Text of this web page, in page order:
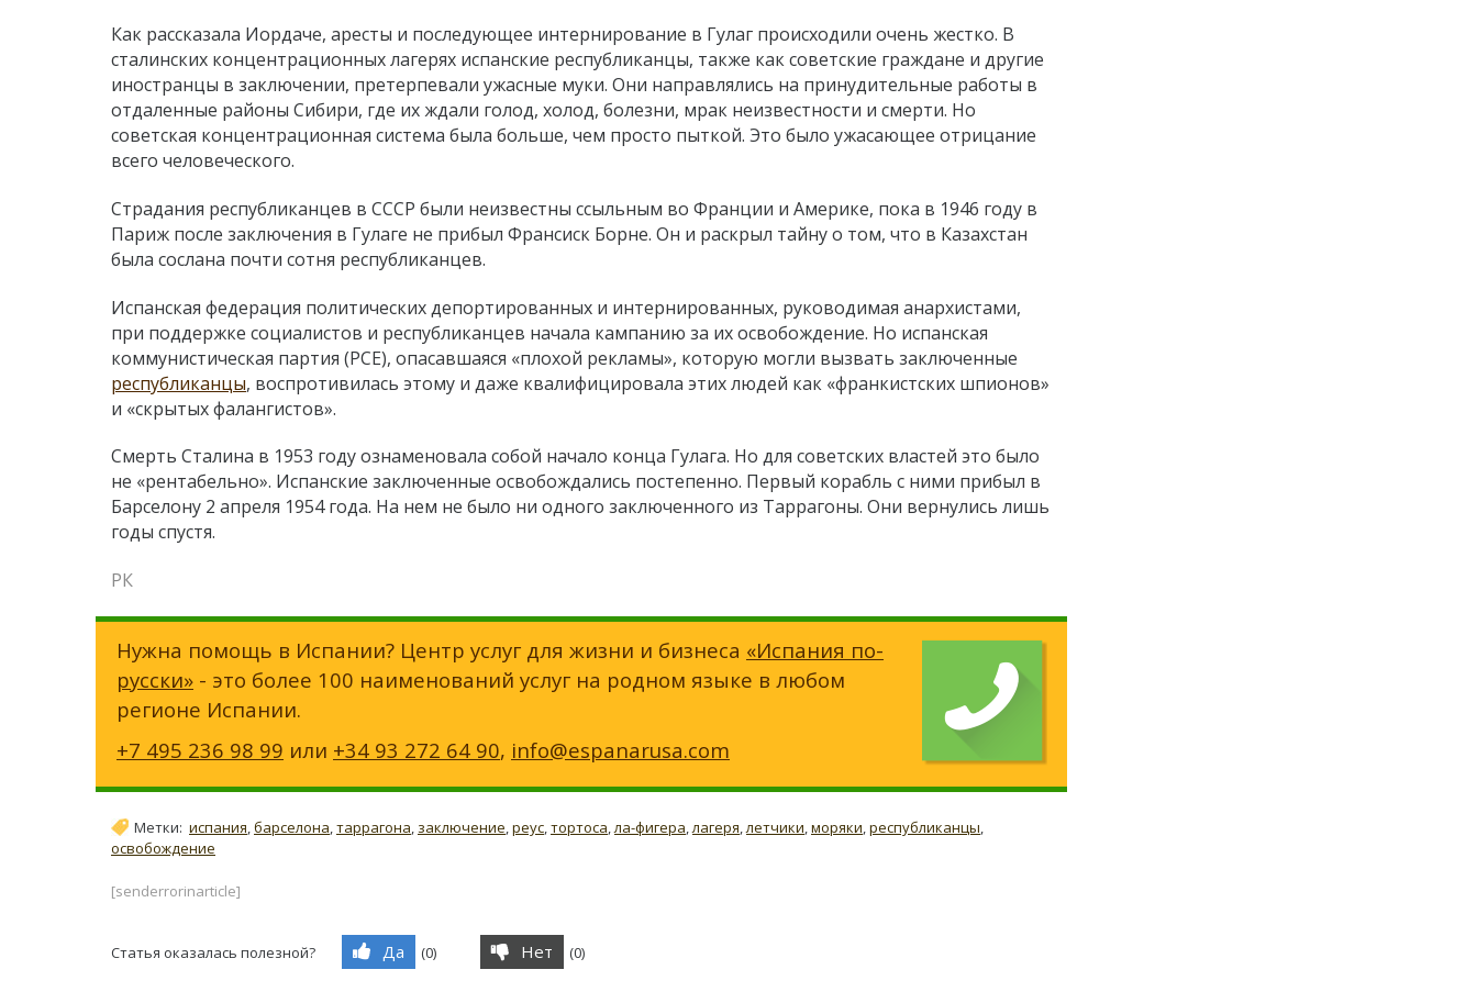
Как рассказала Иордаче, аресты и последующее интернирование в Гулаг происходили очень жестко. В
сталинских концентрационных лагерях испанские республиканцы, также как советские граждане и другие
иностранцы в заключении, претерпевали ужасные муки. Они направлялись на принудительные работы в
отдаленные районы Сибири, где их ждали голод, холод, болезни, мрак неизвестности и смерти. Но
советская концентрационная система была больше, чем просто пыткой. Это было ужасающее отрицание
всего человеческого.
Страдания республиканцев в СССР были неизвестны ссыльным во Франции и Америке, пока в 1946 году в
Париж после заключения в Гулаге не прибыл Франсиск Борне. Он и раскрыл тайну о том, что в Казахстан
была сослана почти сотня республиканцев.
Испанская федерация политических депортированных и интернированных, руководимая анархистами,
при поддержке социалистов и республиканцев начала кампанию за их освобождение. Но испанская
коммунистическая партия (PCE), опасавшаяся «плохой рекламы», которую могли вызвать заключенные
республиканцы, воспротивилась этому и даже квалифицировала этих людей как «франкистских шпионов»
и «скрытых фалангистов».
Смерть Сталина в 1953 году ознаменовала собой начало конца Гулага. Но для советских властей это было
не «рентабельно». Испанские заключенные освобождались постепенно. Первый корабль с ними прибыл в
Барселону 2 апреля 1954 года. На нем не было ни одного заключенного из Таррагоны. Они вернулись лишь
годы спустя.
РК
Нужна помощь в Испании? Центр услуг для жизни и бизнеса «Испания по-
русски» - это более 100 наименований услуг на родном языке в любом
регионе Испании.
+7 495 236 98 99 или +34 93 272 64 90, info@espanarusa.com
Метки: испания,барселона,таррагона, заключение,реус,тортоса,ла-фигера,лагеря,летчики,моряки,республиканцы,
освобождение
[senderrorinarticle]
Статья оказалась полезной? Да (0) Нет (0)